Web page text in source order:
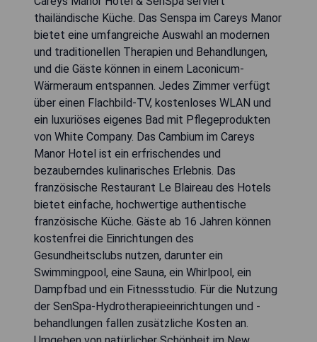
thailändische Küche. Das Senspa im Careys Manor
bietet eine umfangreiche Auswahl an modernen
und traditionellen Therapien und Behandlungen,
und die Gäste können in einem Laconicum-
Wärmeraum entspannen. Jedes Zimmer verfügt
über einen Flachbild-TV, kostenloses WLAN und
ein luxuriöses eigenes Bad mit Pflegeprodukten
von White Company. Das Cambium im Careys
Manor Hotel ist ein erfrischendes und
bezauberndes kulinarisches Erlebnis. Das
französische Restaurant Le Blaireau des Hotels
bietet einfache, hochwertige authentische
französische Küche. Gäste ab 16 Jahren können
kostenfrei die Einrichtungen des
Gesundheitsclubs nutzen, darunter ein
Swimmingpool, eine Sauna, ein Whirlpool, ein
Dampfbad und ein Fitnessstudio. Für die Nutzung
der SenSpa-Hydrotherapieeinrichtungen und -
behandlungen fallen zusätzliche Kosten an.